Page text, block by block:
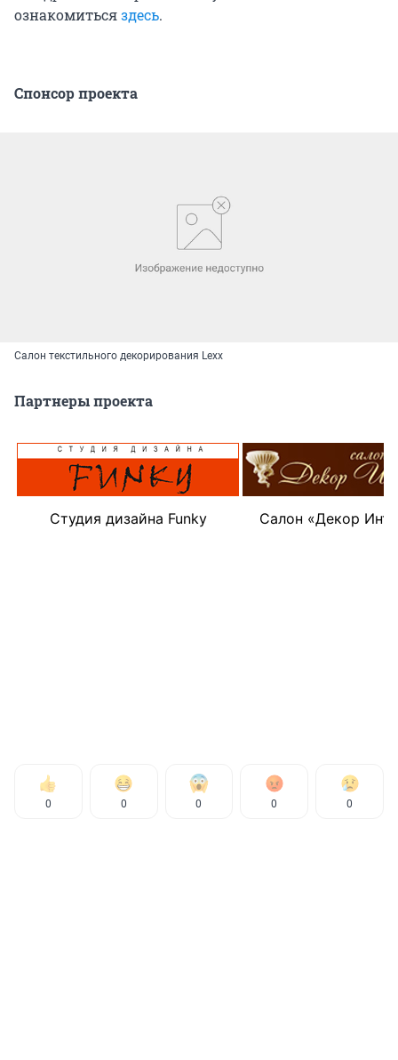
ознакомитьсяздесь.
Спонсор проекта
Салон текстильного декорирования Lexx
Партнеры проекта
Студия дизайна Funky Салон «Декор
0 0 0 0 0